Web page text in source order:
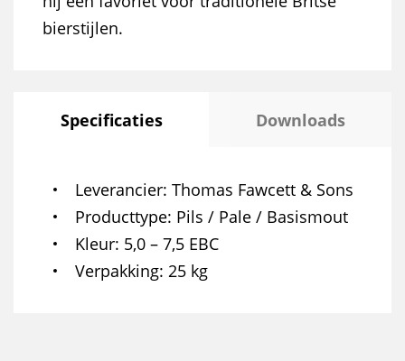
bierstijlen.
Specificaties Downloads
Leverancier Thomas Fawcett & Sons
Producttype Pils / Pale / Basismout
Kleur 5,0 – 7,5 EBC
Verpakking 25 kg